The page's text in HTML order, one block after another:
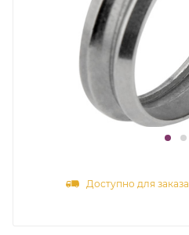
Доступно для заказа